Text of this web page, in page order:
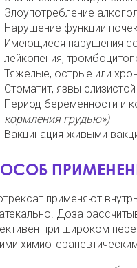
Злоупотребление
Нарушение функции
Имеющиеся нарушения
лейкопения,
Тяжелые, острые или
Стоматит, язвы
Период беременности и
кормления грудью»)
Вакцинация живыми
применяют
Доза
при широком